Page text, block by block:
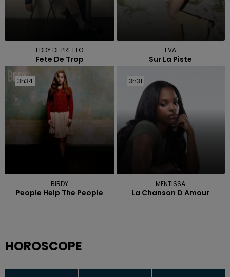
EDDY DE PRETTO
Fete De Trop
EVA
Sur La Piste
3h34
3h34
BIRDY
People Help The People
3h31
3h31
MENTISSA
La Chanson D Amour
HOROSCOPE